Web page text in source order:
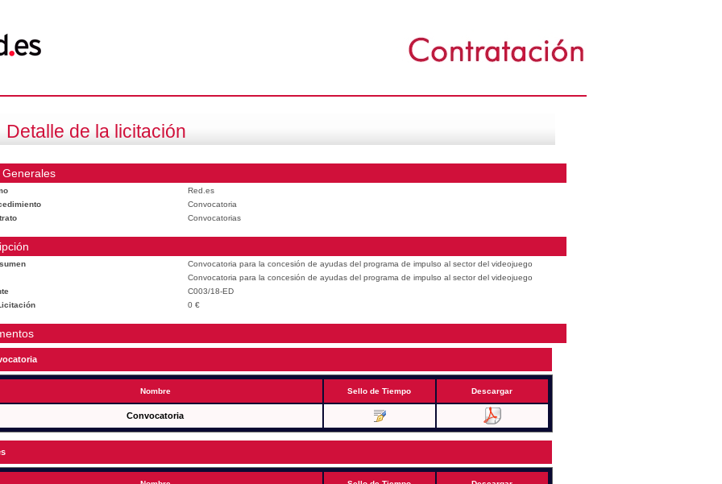
Detalle de la licitación
Generales
Red.es
Convocatoria
Convocatorias
Convocatoria para la concesión de ayudas del programa de impulso al sector del videojuego
Convocatoria para la concesión de ayudas del programa de impulso al sector del videojuego
C003/18-ED
0 €
Nombre Sello de Tiempo Descargar
Convocatoria